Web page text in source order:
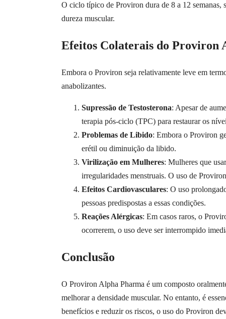
O ciclo típico de Proviron dura de 8 a 12 semanas,
dureza muscular.
Efeitos Colaterais do Proviron
Embora o Proviron seja relativamente leve em
anabolizantes.
Supressão de Testosterona: Apesar de
terapia pós-ciclo (TPC) para restaurar os
Problemas de Libido: Embora o Proviron
erétil ou diminuição da libido.
Virilização em Mulheres: Mulheres que
irregularidades menstruais. O uso de
Efeitos Cardiovasculares: O uso
pessoas predispostas a essas condições.
Reações Alérgicas: Em casos raros, o
ocorrerem, o uso deve ser interrompido
Conclusão
O Proviron Alpha Pharma é um composto
melhorar a densidade muscular. No entanto, é
benefícios e reduzir os riscos, o uso do Proviron